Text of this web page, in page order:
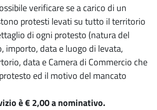
verificare se a carico di un
protesti levati su tutto il territorio
di ogni protesto (natura del
importo, data e luogo di levata,
data e Camera di Commercio che
ed il motivo del mancato
è € 2,00 a nominativo.